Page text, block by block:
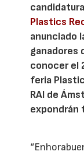
Plastics
anunciado
ganadores
conocer el
feria
RAI de
expondrán